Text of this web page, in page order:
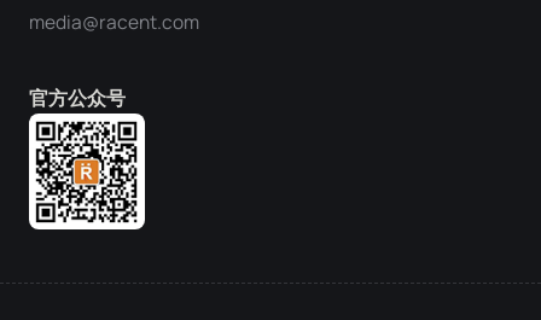
media@racent.com
官方公众号